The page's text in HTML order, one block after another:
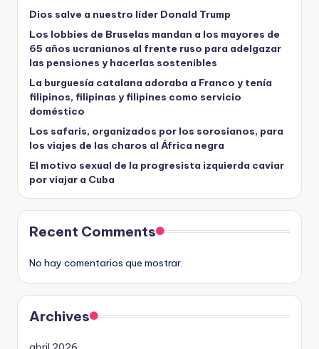
Dios salve a nuestro líder Donald Trump
Los lobbies de Bruselas mandan a los mayores de
65 años ucranianos al frente ruso para adelgazar
las pensiones y hacerlas sostenibles
La burguesía catalana adoraba a Franco y tenía
filipinos, filipinas y filipines como servicio
doméstico
Los safaris, organizados por los sorosianos, para
los viajes de las charos al África negra
El motivo sexual de la progresista izquierda caviar
por viajar a Cuba
Recent Comments
No hay comentarios que mostrar.
Archives